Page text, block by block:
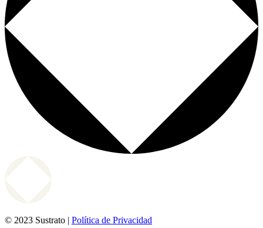
© 2023 Sustrato | Política de Privacidad